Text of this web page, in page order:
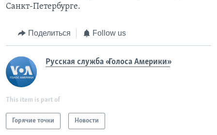
Санкт-Петербурге.
Поделиться Follow us
Русская служба «Голоса Америки»
This item is part of
Горячие точки Новости